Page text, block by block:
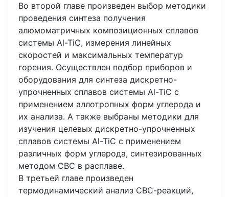
Во второй главе произведен выбор методики
проведения синтеза получения
алюмоматричных композиционных сплавов
системы Al-TiC, измерения линейных
скоростей и максимальных температур
горения. Осуществлен подбор приборов и
оборудования для синтеза дискретно-
упрочненных сплавов системы Al-TiC с
применением аллотропных форм углерода и
их анализа. А также выбраны методики для
изучения целевых дискретно-упрочненных
сплавов системы Al-TiC с применением
различных форм углерода, синтезированных
методом СВС в расплаве.
В третьей главе произведен
термодинамический анализ CВС-реакций,